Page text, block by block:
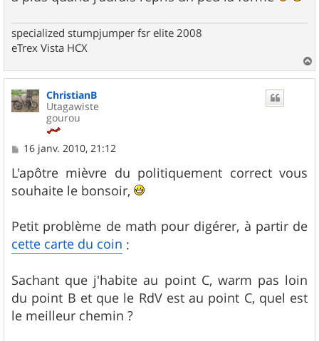
specialized stumpjumper fsr elite 2008
eTrex Vista HCX
a
ChristianB
Utagawiste
gourou
M
s
s
a
16 janv. 2010, 21:12
L'apôtre mièvre du politiquement correct vous
souhaite le bonsoir,
Petit problème de math pour digérer, à partir de
cette carte du coin :
Sachant que j'habite au point C, warm pas loin
du point B et que le RdV est au point C, quel est
le meilleur chemin ?